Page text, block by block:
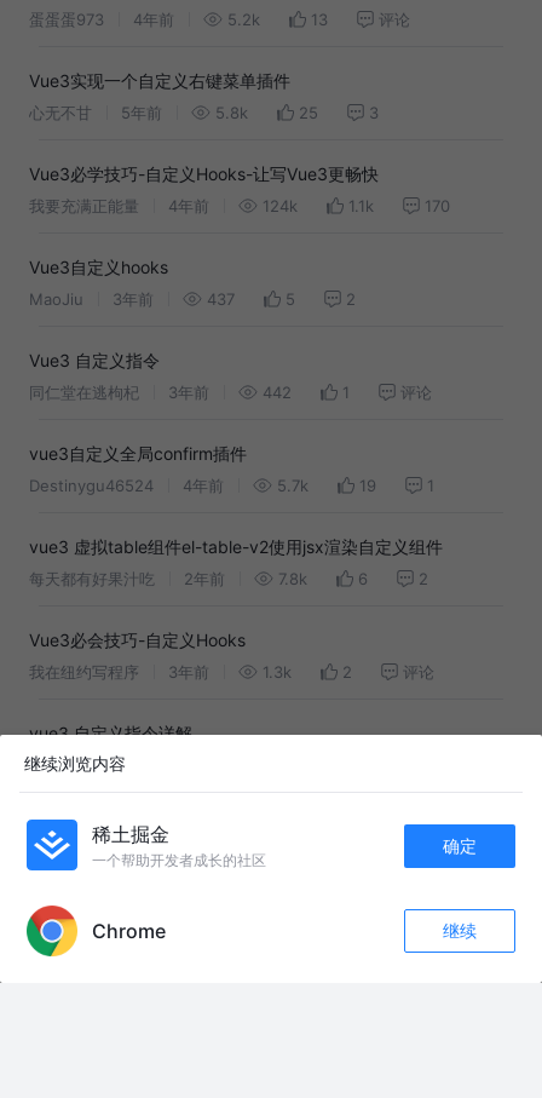
45
蛋蛋蛋973 4年前 5.2k 13 评论
Vue3实现一个自定义右键菜单插件
心无不甘 5年前 5.8k 25 3
Vue3必学技巧-自定义Hooks-让写Vue3更畅快
我要充满正能量 4年前 124k 1.1k 170
Vue3自定义hooks
MaoJiu 3年前 437 5 2
Vue3 自定义指令
同仁堂在逃枸杞 3年前 442 1 评论
vue3自定义全局confirm插件
Destinygu46524 4年前 5.7k 19 1
vue3 虚拟table组件el-table-v2使用jsx渲染自定义组件
每天都有好果汁吃 2年前 7.8k 6 2
Vue3必会技巧-自定义Hooks
我在纽约写程序 3年前 1.3k 2 评论
vue3 自定义指令详解
victor123
Vue3自定义hooks
入秋丶 1年前 140
友情链接：
继续浏览内容
稀土掘金
一个帮助开发者成长的社区
确定
Chrome 继续